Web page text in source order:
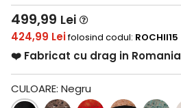
499,99 Lei
424,99 Leifolosind codul: ROCHII15
❤️ Fabricat cu drag in Romania
CULOARE: Negru